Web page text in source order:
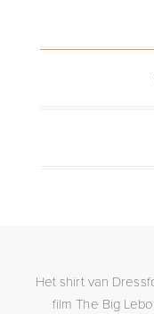
Het shirt van
film The Big